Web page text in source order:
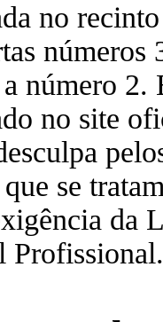
no
a número
no site
se
da
Profissional.